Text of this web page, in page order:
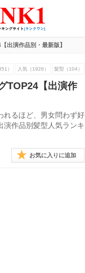
出演作品別・最新版】
） 人気（1926） 髪型（104）
TOP24【出演作
れるほど、男女問わず好
演作品別髪型人気ランキ
お気に入りに追加